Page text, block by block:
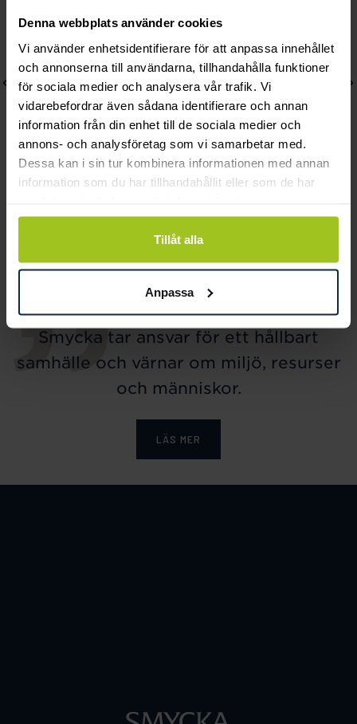
Denna webbplats använder cookies
Vi använder enhetsidentifierare för att anpassa innehållet
och annonserna till användarna, tillhandahålla funktioner
för sociala medier och analysera vår trafik. Vi
vidarebefordrar även sådana identifierare och annan
information från din enhet till de sociala medier och
annons- och analysföretag som vi samarbetar med.
Dessa kan i sin tur kombinera informationen med annan
information som du har tillhandahållit eller som de har
Tillåt alla
Anpassa
Emily pearl bracelet -
Pris
349 kr
Timeless Petite Watch
Pris
1 999 kr
Smycka tar ansvar för ett hållbart
samhälle och värnar om miljö, resurser
och människor.
LÄS MER